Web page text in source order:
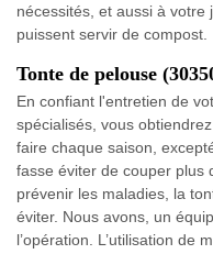
nécessités, et aussi à votre
puissent servir de compost.
Tonte de pelouse
En confiant l'entretien de
spécialisés, vous
faire chaque saison,
fasse éviter de couper plus
prévenir les maladies, la
éviter. Nous avons, un
l’opération. L’utilisation de